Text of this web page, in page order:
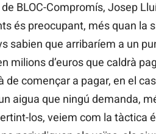
de BLOC-Compromís, Josep
és preocupant, més quan la
sabien que arribaríem a un
milions d’euros que caldrà
de començar a pagar, en el
aigua que ningú demanda,
los, veiem com la tàctica